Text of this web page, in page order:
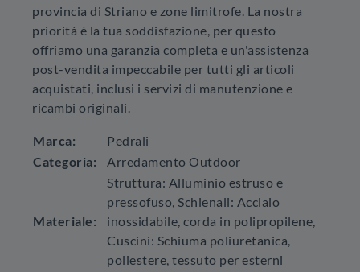
provincia di Striano e zone limitrofe. La nostra
priorità è la tua soddisfazione, per questo
offriamo una garanzia completa e un'assistenza
post-vendita impeccabile per tutti gli articoli
acquistati, inclusi i servizi di manutenzione e
ricambi originali.
Marca:
Pedrali
Categoria:
Arredamento Outdoor
Materiale:
Struttura: Alluminio estruso e
pressofuso, Schienali: Acciaio
inossidabile, corda in polipropilene,
Cuscini: Schiuma poliuretanica,
poliestere, tessuto per esterni